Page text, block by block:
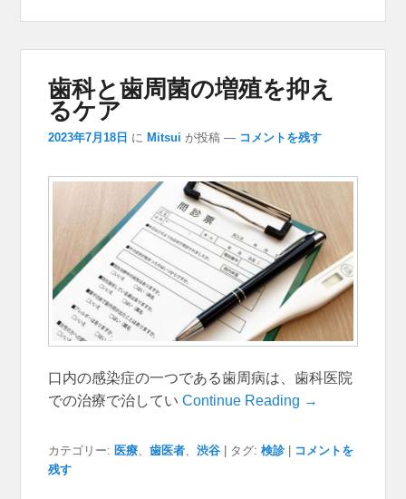
歯科と歯周菌の増殖を抑え
るケア
2023年7月18日 に Mitsui が投稿 — コメントを残す
口内の感染症の一つである歯周病は、歯科医院
での治療で治していContinue Reading →
カテゴリー: 医療 、歯医者 、渋谷 タグ: 検診
コメントを
残す